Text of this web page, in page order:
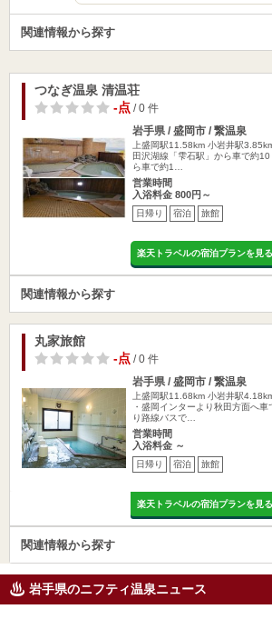
関連情報から探す
つなぎ温泉 清温荘
-点/ 0 件
岩手県 / 盛岡市 / 繋温泉
上盛岡駅11.58km 小岩井駅
田沢湖線「雫石駅」から車で約
ら車で約1…
営業時間
入浴料金 800円～
日帰り 宿泊 旅館
楽天トラベルの宿泊プランを見る
関連情報から探す
丸家旅館
-点/ 0 件
岩手県 / 盛岡市 / 繋温泉
上盛岡駅11.68km 小岩井駅
・盛岡インターより秋田方面へ
り路線バスで…
営業時間
入浴料金 ～
日帰り 宿泊 旅館
楽天トラベルの宿泊プランを見る
関連情報から探す
岩手県のニフティ温泉ニュース